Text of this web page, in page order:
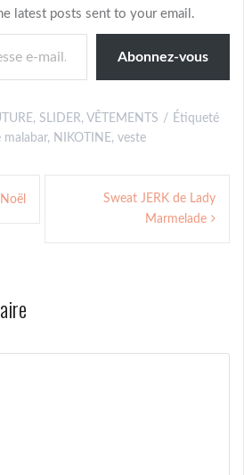
latest posts sent to your email.
Abonnez-vous
, SLIDER, VÊTEMENTS
Étiqueté
malabar, NIKOTINE, veste
Sweat JERK de Lady
Marmelade